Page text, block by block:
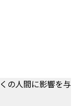
の人間に影響を与